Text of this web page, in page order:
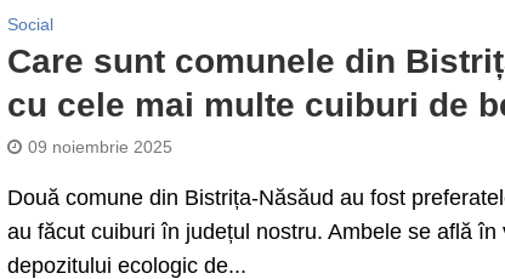
Social
Care sunt comunele din
cu cele mai multe cuiburi de
09 noiembrie 2025
Două comune din Bistrița-Năsăud au fost
au făcut cuiburi în județul nostru. Ambele se află în
depozitului ecologic de...